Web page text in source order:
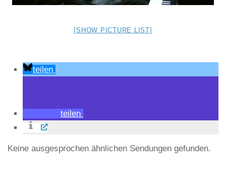
[SHOW PICTURE LIST]
teilen
teilen
Keine ausgesprochen ähnlichen Sendungen gefunden.